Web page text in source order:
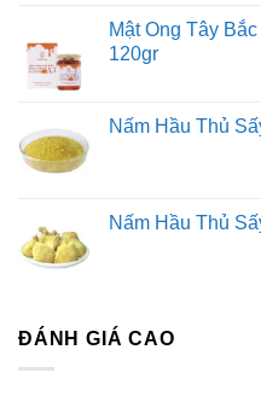
Mật Ong Tây
120gr
Nấm Hầu Thủ
Nấm Hầu Thủ
ĐÁNH GIÁ CAO